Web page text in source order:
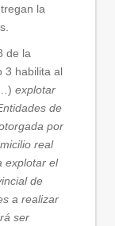
la
de la
3 habilita al
explotar
de
por
real
explotar el
de
a realizar
ser